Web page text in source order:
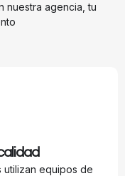
nuestra agencia, tu
equipos de